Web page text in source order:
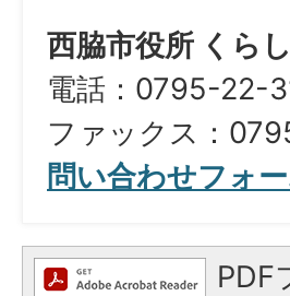
西脇市役所 くら
電話：0795-22-
ファックス：
問い合わせフォ
PDF